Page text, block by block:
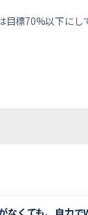
標70%以下にし
なくても、自力